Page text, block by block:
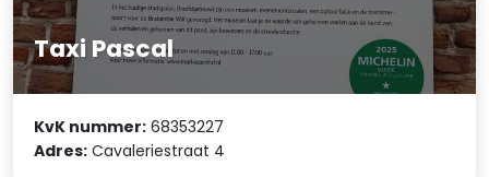
Taxi Pascal
KvK nummer: 68353227
Adres: Cavaleriestraat 4